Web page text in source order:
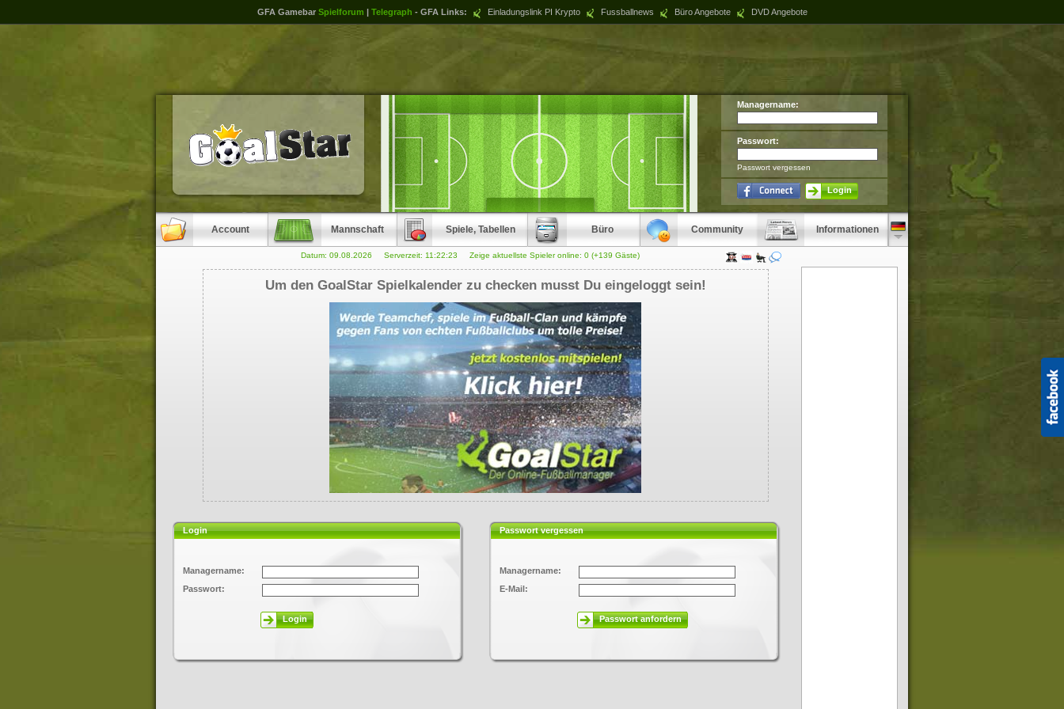
GFA Gamebar Spielforum | Telegraph - GFA Links: Einladungslink PI Krypto Fussballnews Büro Angebote DVD Angebote
Managername:
Passwort:
Passwort vergessen
Login
Account Mannschaft Spiele, Tabellen Büro Community Informationen
Datum: 09.08.2026 Serverzeit: 11:22:23 Zeige aktuellste Spieler online: 0 (+139 Gäste)
Um den GoalStar Spielkalender zu checken musst Du eingeloggt sein!
Login
Managername:
Passwort:
Login
Passwort vergessen
Managername:
E-Mail:
Passwort anfordern